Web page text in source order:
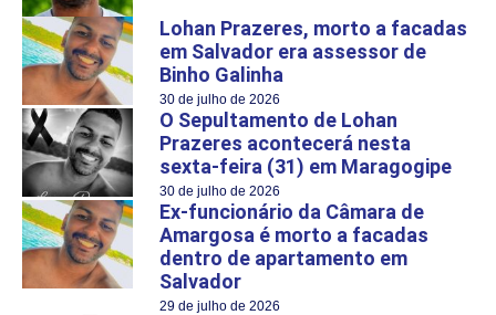
Lohan Prazeres, morto a facadas
em Salvador era assessor de
Binho Galinha
30 de julho de 2026
O Sepultamento de Lohan
Prazeres acontecerá nesta
sexta-feira (31) em Maragogipe
30 de julho de 2026
Ex-funcionário da Câmara de
Amargosa é morto a facadas
dentro de apartamento em
Salvador
29 de julho de 2026